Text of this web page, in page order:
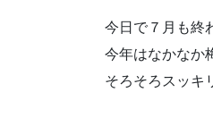
今日で７月も終
今年はなかなか
そろそろスッキ